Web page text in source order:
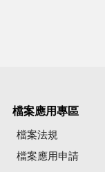
檔案應用專區
檔案法規
檔案應用申請